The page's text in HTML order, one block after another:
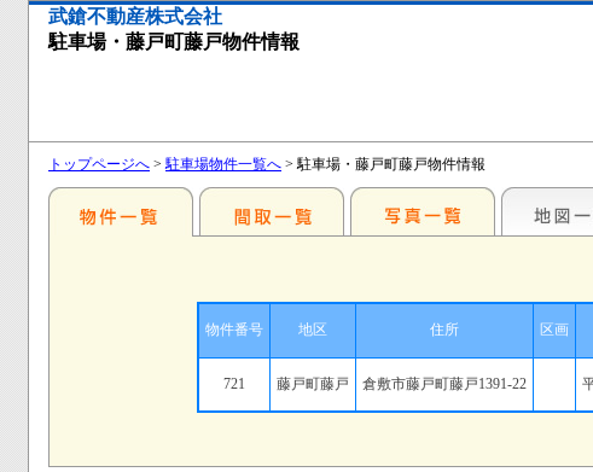
武鎗不動産株式会社
駐車場・藤戸町藤戸物件情報
トップページへ >駐車場物件一覧へ > 駐車場・藤戸町藤戸物件情報
物件番号 地区 住所 区画
721 藤戸町藤戸 倉敷市藤戸町藤戸1391-22